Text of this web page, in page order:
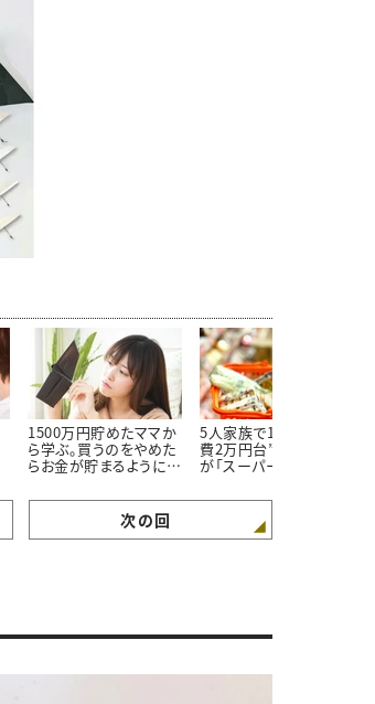
1500万円貯めたママか
ら学ぶ。買うのをやめた
らお金が貯まるようにな
5人家族で1か月の“食
費2万円台”。そんな私
が「スーパーで買わない
次の回